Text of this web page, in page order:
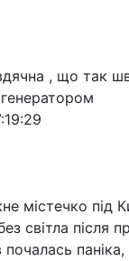
, що так
містечко під
світла після
почалась